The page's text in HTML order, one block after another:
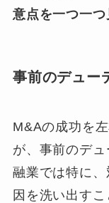
意点を一つ一つ
事前のデュー
M&Aの成功を
が、事前のデ
融業では特に
因を洗い出すこ